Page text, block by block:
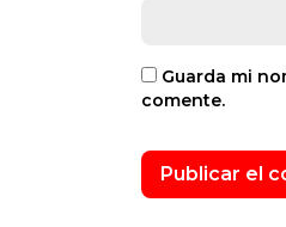
Guarda mi
comente.